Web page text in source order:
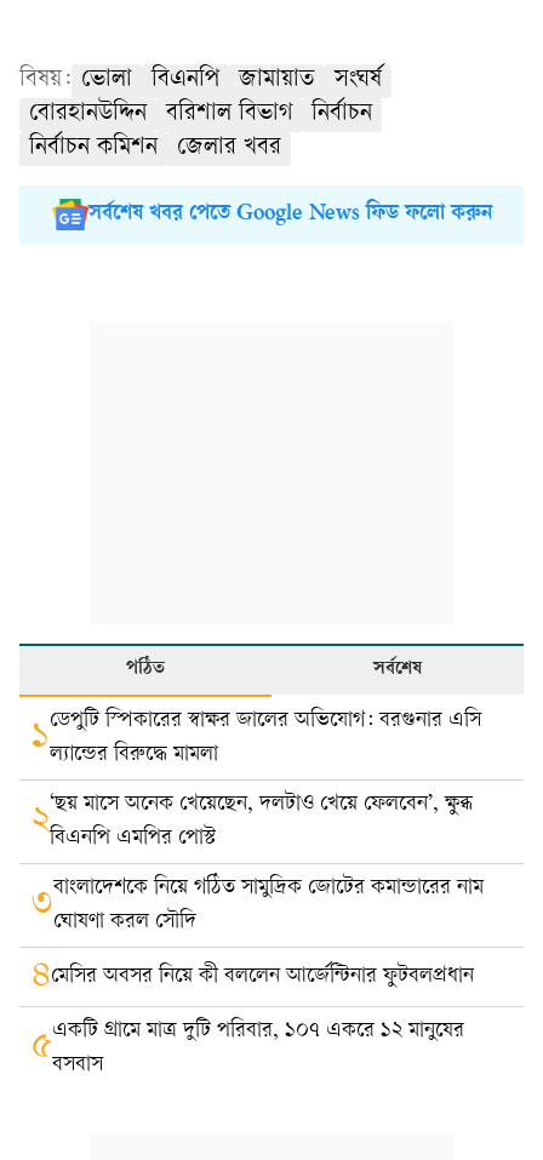
বিষয়: ভোলা বিএনপি জামায়াত
সংঘর্ষ
বোরহানউদ্দিন
বরিশাল বিভাগ
নির্বাচন
নির্বাচন কমিশন
জেলার খবর
সর্বশেষ খবর পেতে Google News ফিড ফলো করুন
পঠিত সর্বশেষ
১ডেপুটি স্পিকারের স্বাক্ষর জালের অভিযোগ: বরগুনার এসি
ল্যান্ডের বিরুদ্ধে মামলা
২‘ছয় মাসে অনেক খেয়েছেন, দলটাও খেয়ে ফেলবেন’, ক্ষুব্ধ
বিএনপি এমপির পোস্ট
৩বাংলাদেশকে নিয়ে গঠিত সামুদ্রিক জোটের কমান্ডারের নাম
ঘোষণা করল সৌদি
৪মেসির অবসর নিয়ে কী বললেন আর্জেন্টিনার ফুটবলপ্রধান
৫একটি গ্রামে মাত্র দুটি পরিবার, ১০৭ একরে ১২ মানুষের
বসবাস